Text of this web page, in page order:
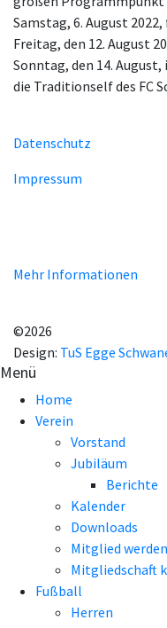
Samstag, 6. August
Freitag, den 12. August
Sonntag, den 14.
die Traditionself des FC
Datenschutz
Impressum
Mehr Informationen
©2026
Design: TuS Egge
Menü
Home
Verein
Vorstand
Jubiläum
Berichte
Kalender
Downloads
Mitglied werden
Mitgliedschaft
Fußball
Herren